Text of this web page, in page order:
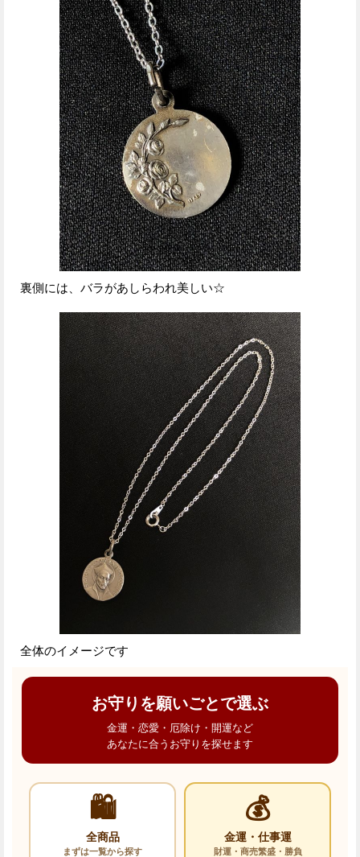
裏側には、バラがあしらわれ美しい☆
全体のイメージです
お守りを願いごとで選ぶ
金運・恋愛・厄除け・開運など
あなたに合うお守りを探せます
🛍️
全商品
まずは一覧から探す
💰
金運・仕事運
財運・商売繁盛・勝負